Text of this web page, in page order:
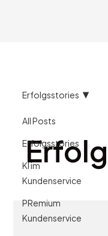
All Posts
Erfolgsstories
KI im
Kundenservice
PRemium
Kundenservice
Erfolgsstories